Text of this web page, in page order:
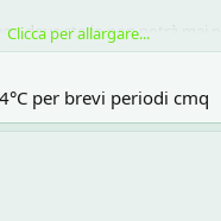
dove sto io non potrà mai
me è da ricoverare al
-14°C!!! Quando c'è stata
dovrebbe superare
per far ciò servono,
altine (25°C) e soprattutto
Clicca per allargare...
per brevi periodi cmq